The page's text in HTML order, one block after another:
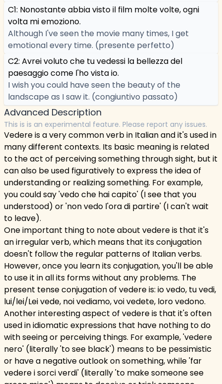
C1: Nonostante abbia visto il film molte volte, ogni
volta mi emoziono.
Although I've seen the movie many times, I get
emotional every time. (presente perfetto)
C2: Avrei voluto che tu vedessi la bellezza del
paesaggio come l'ho vista io.
I wish you could have seen the beauty of the
landscape as I saw it. (congiuntivo passato)
Advanced Description
This is is an experimental feature. Please report any issues.
Vedere is a very common verb in Italian and it's used in
many different contexts. Its basic meaning is related
to the act of perceiving something through sight, but it
can also be used figuratively to express the idea of
understanding or realizing something. For example,
you could say 'vedo che hai capito' (I see that you
understood) or 'non vedo l'ora di partire' (I can't wait
to leave).
One important thing to note about vedere is that it's
an irregular verb, which means that its conjugation
doesn't follow the regular patterns of Italian verbs.
However, once you learn its conjugation, you'll be able
to use it in all its forms without any problems. The
present tense conjugation of vedere is: io vedo, tu vedi,
lui/lei/Lei vede, noi vediamo, voi vedete, loro vedono.
Another interesting aspect of vedere is that it's often
used in idiomatic expressions that have nothing to do
with seeing or perceiving things. For example, 'vedere
nero' (literally 'to see black') means to be pessimistic
or have a negative outlook on something, while 'far
vedere i sorci verdi' (literally 'to make someone see